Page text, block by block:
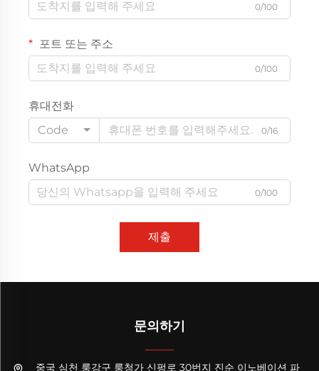
0/100
포트 또는 주소
0/100
휴대전화
Code
0/16
WhatsApp
0/100
제출
문의하기
중국 심천 룽강구 룽청가 신펑로 30번지 진순 이노베이션 파